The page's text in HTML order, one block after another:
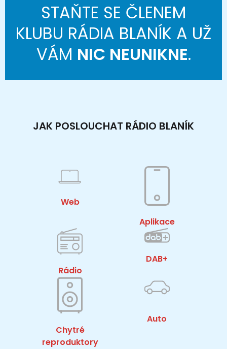
STAŇTE SE ČLENEM
KLUBU RÁDIA BLANÍK A UŽ
VÁM NIC NEUNIKNE.
JAK POSLOUCHAT RÁDIO BLANÍK
Web
Aplikace
Rádio
DAB+
Chytré
reproduktory
Auto